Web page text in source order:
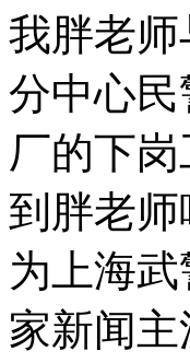
我胖老
分中心
厂的下
到胖老
为上海
家新闻